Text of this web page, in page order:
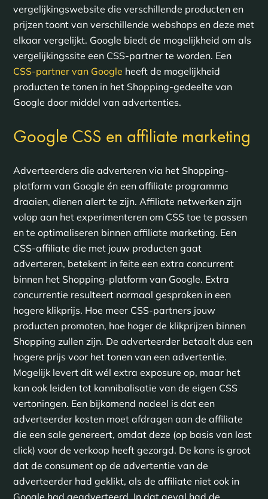
vergelijkingswebsite die verschillende producten en
prijzen toont van verschillende webshops en deze met
elkaar vergelijkt. Google biedt de mogelijkheid om als
vergelijkingssite een CSS-partner te worden. Een
CSS-partner van Google heeft de mogelijkheid
producten te tonen in het Shopping-gedeelte van
Google door middel van advertenties.
Google CSS en affiliate marketing
Adverteerders die adverteren via het Shopping-
platform van Google én een affiliate programma
draaien, dienen alert te zijn. Affiliate netwerken zijn
volop aan het experimenteren om CSS toe te passen
en te optimaliseren binnen affiliate marketing. Een
CSS-affiliate die met jouw producten gaat
adverteren, betekent in feite een extra concurrent
binnen het Shopping-platform van Google. Extra
concurrentie resulteert normaal gesproken in een
hogere klikprijs. Hoe meer CSS-partners jouw
producten promoten, hoe hoger de klikprijzen binnen
Shopping zullen zijn. De adverteerder betaalt dus een
hogere prijs voor het tonen van een advertentie.
Mogelijk levert dit wél extra exposure op, maar het
kan ook leiden tot kannibalisatie van de eigen CSS
vertoningen. Een bijkomend nadeel is dat een
adverteerder kosten moet afdragen aan de affiliate
die een sale genereert, omdat deze (op basis van last
click) voor de verkoop heeft gezorgd. De kans is groot
dat de consument op de advertentie van de
adverteerder had geklikt, als de affiliate niet ook in
Google had geadverteerd. In dat geval had de